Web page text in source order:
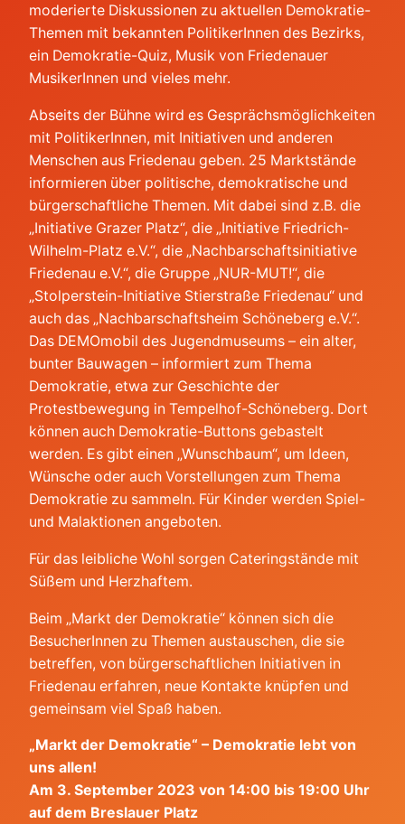
moderierte Diskussionen zu aktuellen Demokratie-
Themen mit bekannten PolitikerInnen des Bezirks,
ein Demokratie-Quiz, Musik von Friedenauer
MusikerInnen und vieles mehr.
Abseits der Bühne wird es Gesprächsmöglichkeiten
mit PolitikerInnen, mit Initiativen und anderen
Menschen aus Friedenau geben. 25 Marktstände
informieren über politische, demokratische und
bürgerschaftliche Themen. Mit dabei sind z.B. die
„Initiative Grazer Platz“, die „Initiative Friedrich-
Wilhelm-Platz e.V.“, die „Nachbarschaftsinitiative
Friedenau e.V.“, die Gruppe „NUR-MUT!“, die
„Stolperstein-Initiative Stierstraße Friedenau“ und
auch das „Nachbarschaftsheim Schöneberg e.V.“.
Das DEMOmobil des Jugendmuseums – ein alter,
bunter Bauwagen – informiert zum Thema
Demokratie, etwa zur Geschichte der
Protestbewegung in Tempelhof-Schöneberg. Dort
können auch Demokratie-Buttons gebastelt
werden. Es gibt einen „Wunschbaum“, um Ideen,
Wünsche oder auch Vorstellungen zum Thema
Demokratie zu sammeln. Für Kinder werden Spiel-
und Malaktionen angeboten.
Für das leibliche Wohl sorgen Cateringstände mit
Süßem und Herzhaftem.
Beim „Markt der Demokratie“ können sich die
BesucherInnen zu Themen austauschen, die sie
betreffen, von bürgerschaftlichen Initiativen in
Friedenau erfahren, neue Kontakte knüpfen und
gemeinsam viel Spaß haben.
„Markt der Demokratie“ – Demokratie lebt von
uns allen!
Am 3. September 2023 von 14:00 bis 19:00 Uhr
auf dem Breslauer Platz